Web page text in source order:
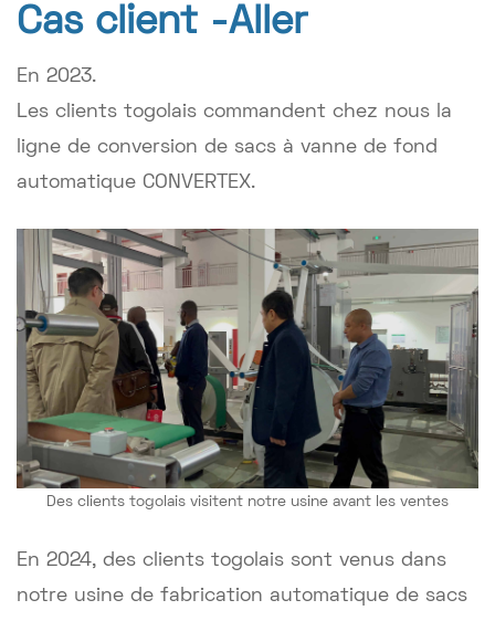
Cas client -Aller
En 2023.
Les clients togolais commandent chez nous la
ligne de conversion de sacs à vanne de fond
automatique CONVERTEX.
Des clients togolais visitent notre usine avant les ventes
En 2024, des clients togolais sont venus dans
notre usine de fabrication automatique de sacs